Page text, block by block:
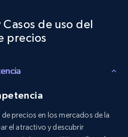
from shop's URL
inventory id, Title, Rating,
Comenzar ahora
de uso del
precios
precios en los mercados de la
el atractivo y descubrir